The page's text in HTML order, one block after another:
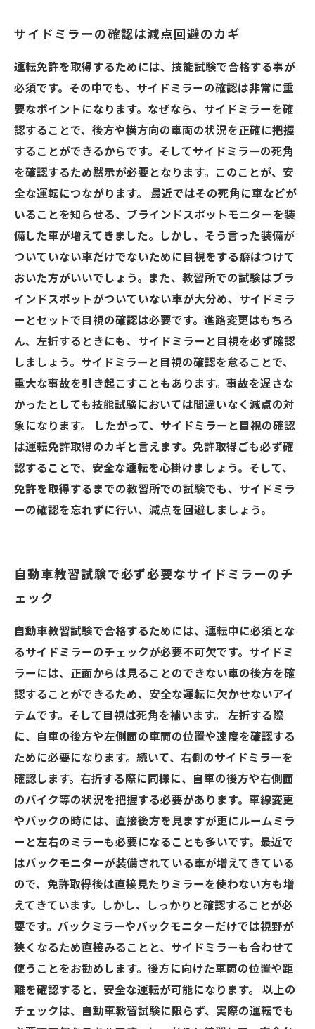
サイドミラーの確認は減点回避のカギ
運転免許を取得するためには、技能試験で合格する事が
必須です。その中でも、サイドミラーの確認は非常に重
要なポイントになります。なぜなら、サイドミラーを確
認することで、後方や横方向の車両の状況を正確に把握
することができるからです。そしてサイドミラーの死角
を確認するため黙示が必要となります。このことが、安
全な運転につながります。 最近ではその死角に車などが
いることを知らせる、ブラインドスポットモニターを装
備した車が増えてきました。しかし、そう言った装備が
ついていない車だけでないために目視をする癖はつけて
おいた方がいいでしょう。また、教習所での試験はブラ
インドスポットがついていない車が大分め、サイドミラ
ーとセットで目視の確認は必要です。進路変更はもちろ
ん、左折するときにも、サイドミラーと目視を必ず確認
しましょう。サイドミラーと目視の確認を怠ることで、
重大な事故を引き起こすこともあります。事故を遅さな
かったとしても技能試験においては間違いなく減点の対
象になります。 したがって、サイドミラーと目視の確認
は運転免許取得のカギと言えます。免許取得ごも必ず確
認することで、安全な運転を心掛けましょう。そして、
免許を取得するまでの教習所での試験でも、サイドミラ
ーの確認を忘れずに行い、減点を回避しましょう。
自動車教習試験で必ず必要なサイドミラーのチ
ェック
自動車教習試験で合格するためには、運転中に必須とな
るサイドミラーのチェックが必要不可欠です。サイドミ
ラーには、正面からは見ることのできない車の後方を確
認することができるため、安全な運転に欠かせないアイ
テムです。そして目視は死角を補います。 左折する際
に、自車の後方や左側面の車両の位置や速度を確認する
ために必要になります。続いて、右側のサイドミラーを
確認します。右折する際に同様に、自車の後方や右側面
のバイク等の状況を把握する必要があります。車線変更
やバックの時には、直接後方を見ますが更にルームミラ
ーと左右のミラーも必要になることも多いです。最近で
はバックモニターが装備されている車が増えてきている
ので、免許取得後は直接見たりミラーを使わない方も増
えてきています。しかし、しっかりと確認することが必
要です。バックミラーやバックモニターだけでは視野が
狭くなるため直接みることと、サイドミラーも合わせて
使うことをお勧めします。後方に向けた車両の位置や距
離を確認すると、安全な運転が可能になります。 以上の
チェックは、自動車教習試験に限らず、実際の運転でも